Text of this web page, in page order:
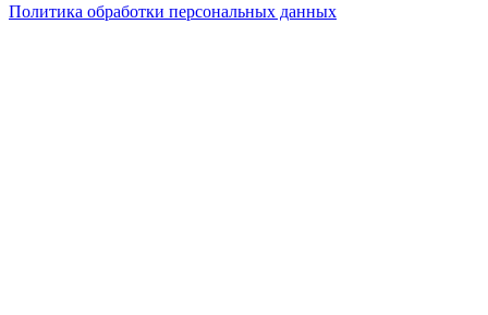
Политика обработки персональных данных